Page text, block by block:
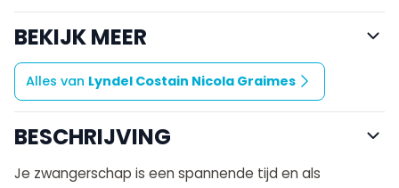
BEKIJK MEER
Alles van Lyndel Costain Nicola Graimes
BESCHRIJVING
Je zwangerschap is een spannen­de tijd en als